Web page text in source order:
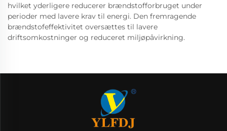
hvilket yderligere reducerer brændstofforbruget under
perioder med lavere krav til energi. Den fremragende
brændstofeffektivitet oversættes til lavere
driftsomkostninger og reduceret miljøpåvirkning.